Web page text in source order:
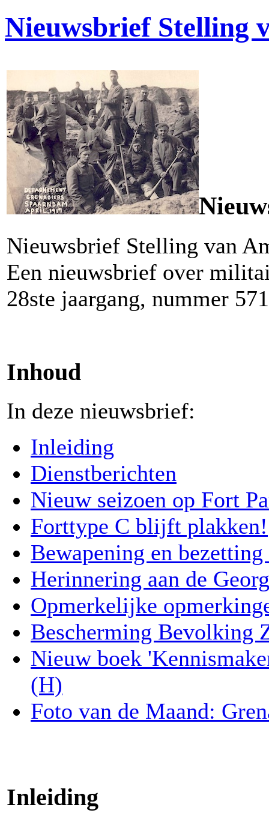
Nieuwsbrief Stelling
Nieuwsbrief Stelling van
Een nieuwsbrief over
28ste jaargang, nummer
Inhoud
In deze nieuwsbrief:
Inleiding
Dienstberichten
Nieuw seizoen op Fort
Forttype C blijft plakken!
Bewapening en
Herinnering aan de
Opmerkelijke
Bescherming Bevolking
Nieuw boek
(H)
Foto van de Maand:
Inleiding